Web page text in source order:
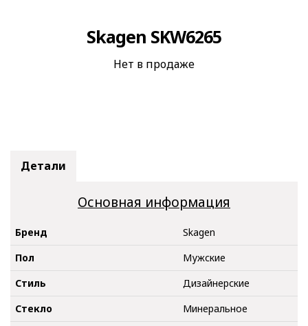
Skagen SKW6265
Нет в продаже
Детали
Основная информация
Бренд
Skagen
Пол
Мужские
Стиль
Дизайнерские
Стекло
Минеральное